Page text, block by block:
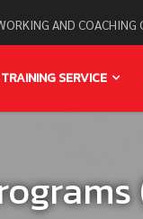
AND COACHING
TRAINING SERVICE